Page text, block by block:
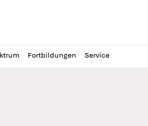
Fortbildungen Service